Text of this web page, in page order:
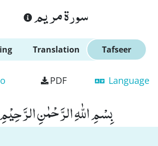
سورة مريم
Translation Tafseer
PDF Language
بِسْمِ اللّٰهِ الرَّحْمٰنِ